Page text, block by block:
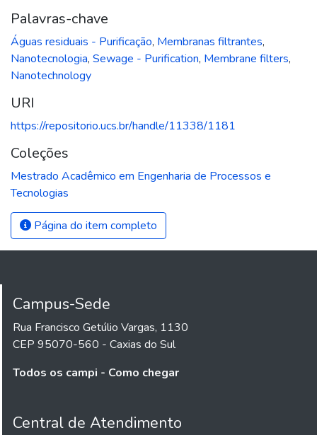
Palavras-chave
Águas residuais - Purificação, Membranas filtrantes,
Nanotecnologia, Sewage - Purification, Membrane filters,
Nanotechnology
URI
https://repositorio.ucs.br/handle/11338/1181
Coleções
Mestrado Acadêmico em Engenharia de Processos e
Tecnologias
Página do item completo
Campus-Sede
Rua Francisco Getúlio Vargas, 1130
CEP 95070-560 - Caxias do Sul
Todos os campi - Como chegar
Central de Atendimento